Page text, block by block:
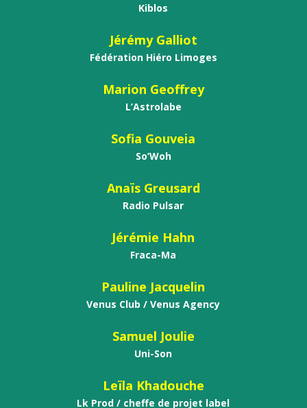
Kiblos
Jérémy Galliot
Fédération Hiéro Limoges
Marion Geoffrey
L’Astrolabe
Sofia Gouveia
So’Woh
Anaïs Greusard
Radio Pulsar
Jérémie Hahn
Fraca-Ma
Pauline Jacquelin
Venus Club / Venus Agency
Samuel Joulie
Uni-Son
Leïla Khadouche
Lk Prod / cheffe de projet label